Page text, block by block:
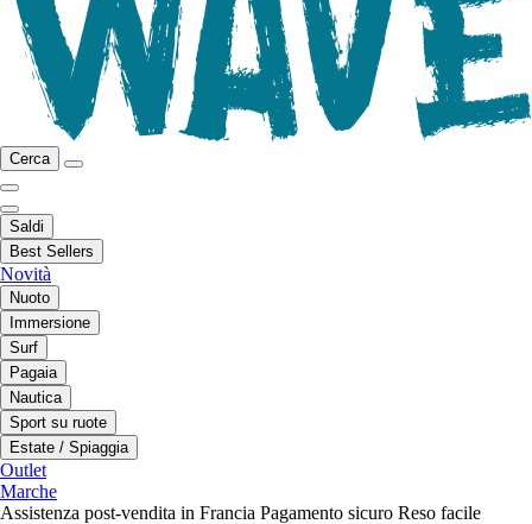
Cerca
Saldi
Best Sellers
Novità
Nuoto
Immersione
Surf
Pagaia
Nautica
Sport su ruote
Estate / Spiaggia
Outlet
Marche
Assistenza post-vendita in Francia Pagamento sicuro Reso facile